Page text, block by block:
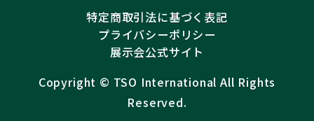
特定商取引法に基づく表記
プライバシーポリシー
展示会公式サイト
Copyright ©︎ TSO International All Rights
Reserved.